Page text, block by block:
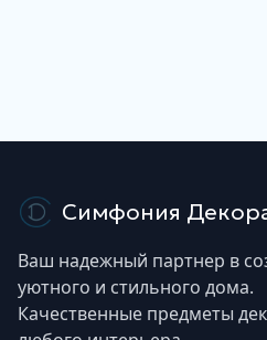
Симфония
Ваш надежный партнер в
уютного и стильного дома.
Качественные предметы